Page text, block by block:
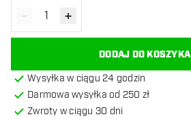
Zmniejsz ilość
- Zwiększ ilość
+
DODAJ DO KOSZYKA
Wysyłka w ciągu 24 godzin
Darmowa wysyłka od 250 zł
Zwroty w ciągu 30 dni